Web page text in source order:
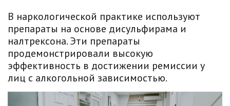
В наркологической практике используют
препараты на основе дисульфирама и
налтрексона. Эти препараты
продемонстрировали высокую
эффективность в достижении ремиссии у
лиц с алкогольной зависимостью.